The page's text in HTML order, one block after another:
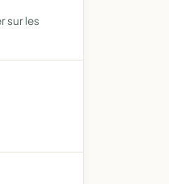
sur les